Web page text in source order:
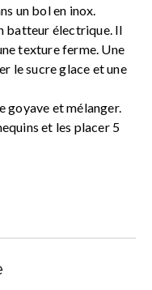
un bol en inox.
batteur électrique. Il
texture ferme. Une
le sucre glace et une
goyave et mélanger.
et les placer 5